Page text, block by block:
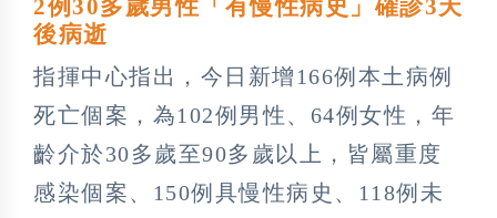
2例30多歲男性「有慢性病史」確診3天
後病逝
指揮中心指出，今日新增166例本土病例
死亡個案，為102例男性、64例女性，年
齡介於30多歲至90多歲以上，皆屬重度
感染個案、150例具慢性病史、118例未